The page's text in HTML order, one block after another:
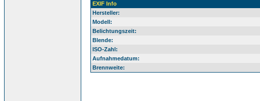
EXIF Info
Hersteller:
Modell:
Belichtungszeit:
Blende:
ISO-Zahl:
Aufnahmedatum:
Brennweite: